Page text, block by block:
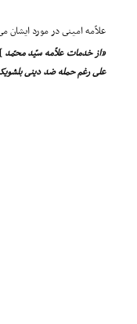
علاّمه امینى در مورد ایشان
«از خدمات علاّمه سیّد محمّد]
على رغم حمله ضد دینى